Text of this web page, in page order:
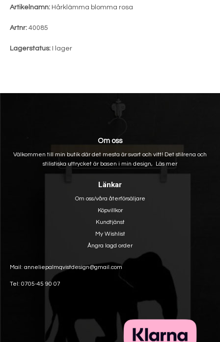
Artikelnamn: Hårklämma blomma rosa
Artnr: 40085
Lagerstatus: I lager
Om oss
Välkommen till min butik där det mesta är svart och vitt! Det stilrena och
stilistiska uttrycket är basen i min design, Läs mer
Länkar
Om oss/våra återförsäljare
Köpvillkor
Kundtjänst
My Wishlist
Ångra lagd order
Mail: anneliepalmqvistdesign@gmail.com
Tel: 0705-45 90 07